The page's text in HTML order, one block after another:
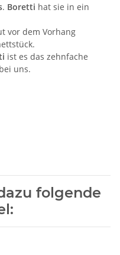
. Boretti hat sie in ein
vor dem Vorhang
ist es das zehnfache
uns.
folgende